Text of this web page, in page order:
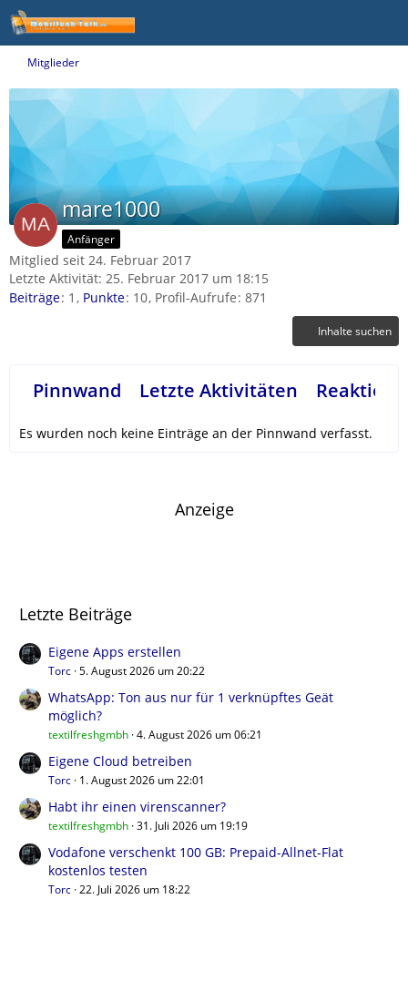
Mitglieder
mare1000
Anfänger
Mitglied seit 24. Februar 2017
Letzte Aktivität: 25. Februar 2017 um 18:15
Beiträge 1 Punkte 10 Profil-Aufrufe 871
Inhalte suchen
Pinnwand Letzte Aktivitäten
Es wurden noch keine Einträge an der Pinnwand verfasst.
Anzeige
Letzte Beiträge
Eigene Apps erstellen
Torc 5. August 2026 um 20:22
WhatsApp: Ton aus nur für 1 verknüpftes Geät
möglich?
textilfreshgmbh 4. August 2026 um 06:21
Eigene Cloud betreiben
Torc 1. August 2026 um 22:01
Habt ihr einen virenscanner?
textilfreshgmbh 31. Juli 2026 um 19:19
Vodafone verschenkt 100 GB: Prepaid-Allnet-Flat
kostenlos testen
Torc 22. Juli 2026 um 18:22